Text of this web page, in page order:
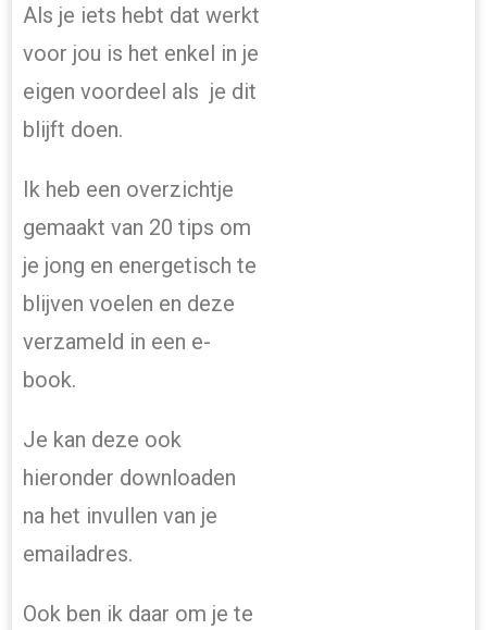
Als je iets hebt dat werkt
voor jou is het enkel in je
eigen voordeel als je dit
blijft doen.
Ik heb een overzichtje
gemaakt van 20 tips om
je jong en energetisch te
blijven voelen en deze
verzameld in een e-
book.
Je kan deze ook
hieronder downloaden
na het invullen van je
emailadres.
Ook ben ik daar om je te